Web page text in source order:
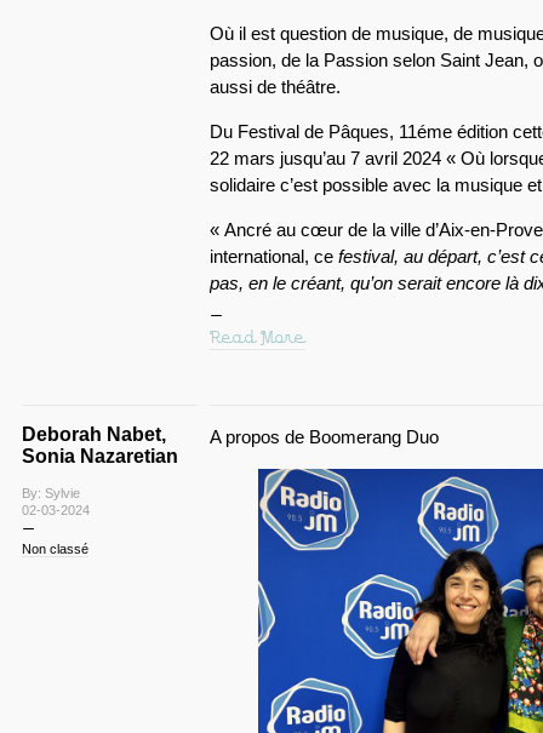
Où il est question de musique, de
passion, de la Passion selon Saint Jean,
aussi de théâtre.
Du Festival de Pâques, 11éme édition
22 mars jusqu’au 7 avril 2024 « Où
solidaire c’est possible avec la musique
« Ancré au cœur de la ville d’Aix-en-
international, ce festival, au départ, c’est
pas, en le créant, qu’on serait encore là
Read More
Deborah Nabet,
Sonia Nazaretian
By: Sylvie
02-03-2024
Non classé
A propos de Boomerang Duo